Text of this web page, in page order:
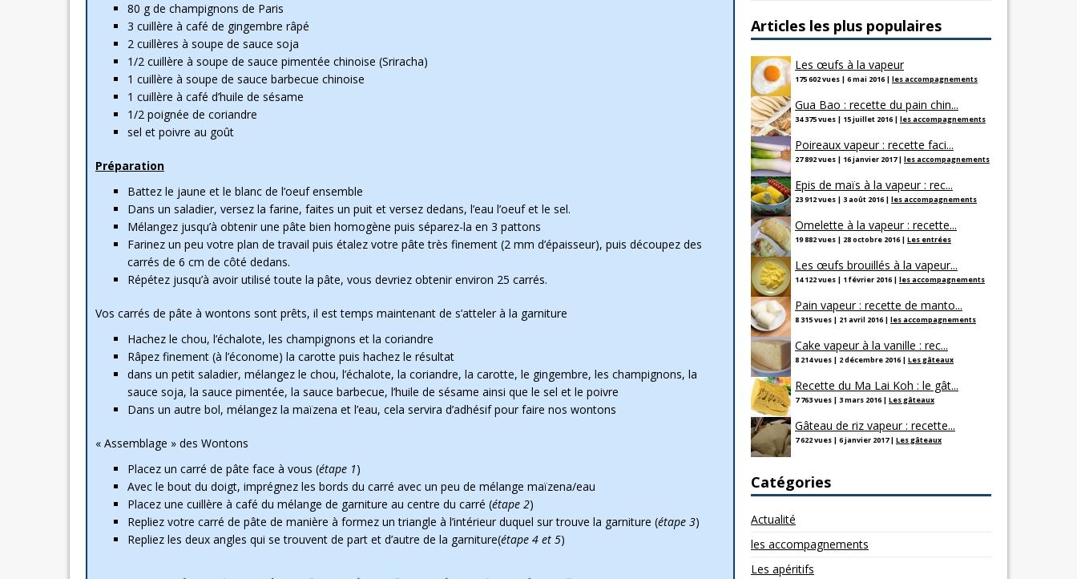
80 g de champignons de Paris
3 cuillère à café de gingembre râpé
2 cuillères à soupe de sauce soja
1/2 cuillère à soupe de sauce pimentée chinoise (Sriracha)
1 cuillère à soupe de sauce barbecue chinoise
1 cuillère à café d’huile de sésame
1/2 poignée de coriandre
sel et poivre au goût
Préparation
Battez le jaune et le blanc de l’oeuf ensemble
Dans un saladier, versez la farine, faites un puit et versez dedans, l’eau l’oeuf et le sel.
Mélangez jusqu’à obtenir une pâte bien homogène puis séparez-la en 3 pattons
Farinez un peu votre plan de travail puis étalez votre pâte très finement (2 mm d’épaisseur), puis découpez des
carrés de 6 cm de côté dedans.
Répétez jusqu’à avoir utilisé toute la pâte, vous devriez obtenir environ 25 carrés.
Vos carrés de pâte à wontons sont prêts, il est temps maintenant de s’atteler à la garniture
Hachez le chou, l’échalote, les champignons et la coriandre
Râpez finement (à l’économe) la carotte puis hachez le résultat
dans un petit saladier, mélangez le chou, l’échalote, la coriandre, la carotte, le gingembre, les champignons, la
sauce soja, la sauce pimentée, la sauce barbecue, l’huile de sésame ainsi que le sel et le poivre
Dans un autre bol, mélangez la maïzena et l’eau, cela servira d’adhésif pour faire nos wontons
« Assemblage » des Wontons
Placez un carré de pâte face à vous (étape 1)
Avec le bout du doigt, imprégnez les bords du carré avec un peu de mélange maïzena/eau
Placez une cuillère à café du mélange de garniture au centre du carré (étape 2)
Repliez votre carré de pâte de manière à formez un triangle à l’intérieur duquel sur trouve la garniture (étape 3)
Repliez les deux angles qui se trouvent de part et d’autre de la garniture(étape 4 et 5)
Articles les plus populaires
Les œufs à la vapeur
175 602 vues | 6 mai 2016 | les accompagnements
Gua Bao : recette du pain chin...
34 375 vues | 15 juillet 2016 | les accompagnements
Poireaux vapeur : recette faci...
27 892 vues | 16 janvier 2017| les accompagnements
Epis de maïs à la vapeur : rec...
23 912 vues | 3 août 2016 | les accompagnements
Omelette à la vapeur : recette...
19 882 vues | 28 octobre 2016 | Les entrées
Les œufs brouillés à la vapeur...
14 122 vues | 1 février 2016 | les accompagnements
Pain vapeur : recette de manto...
8 315 vues | 21 avril 2016 | les accompagnements
Cake vapeur à la vanille : rec...
8 214 vues | 2 décembre 2016 | Les gâteaux
Recette du Ma Lai Koh : le gât...
7 763 vues | 3 mars 2016 | Les gâteaux
Gâteau de riz vapeur : recette...
7 622 vues | 6 janvier 2017| Les gâteaux
Catégories
Actualité
les accompagnements
Les apéritifs